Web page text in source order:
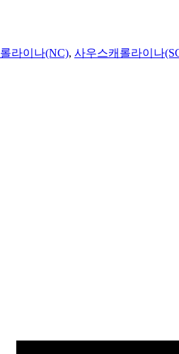
라이나(NC), 사우스캐롤라이나